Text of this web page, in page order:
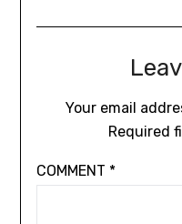
Your email
Required
COMMENT *